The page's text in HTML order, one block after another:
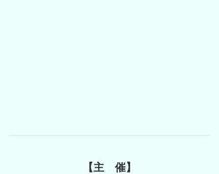
【主 催】